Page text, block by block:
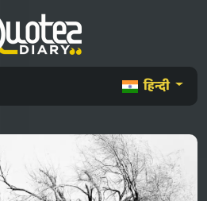
हिन्दी